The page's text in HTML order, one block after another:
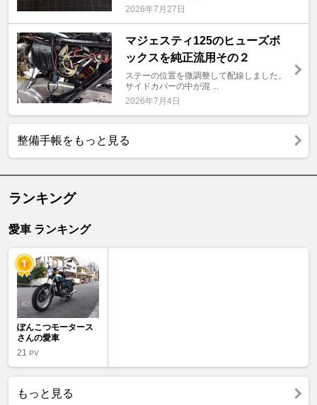
2026年7月27日
マジェスティ125のヒューズボ
ックスを純正流用その２
ステーの位置を微調整して配線しました。
サイドカバーの中が混 ...
2026年7月4日
整備手帳をもっと見る
ランキング
愛車 ランキング
ぽんこつモータース
さんの愛車
21 PV
もっと見る